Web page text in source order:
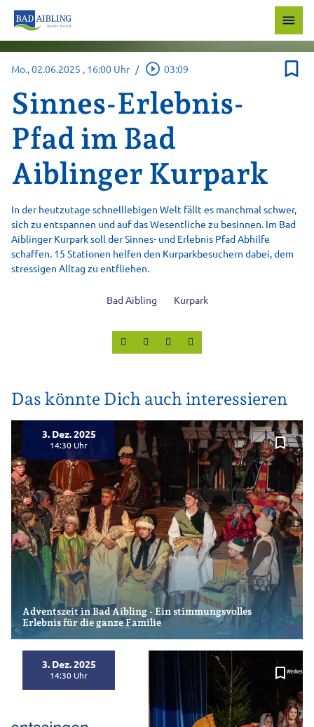
menu
Mo., 02.06.2025 , 16:00 Uhr / play_circle_outline 03:09 bookmark_border
Sinnes-Erlebnis-
Pfad im Bad
Aiblinger Kurpark
In der heutzutage schnelllebigen Welt fällt es manchmal schwer,
sich zu entspannen und auf das Wesentliche zu besinnen. Im Bad
Aiblinger Kurpark soll der Sinnes- und Erlebnis Pfad Abhilfe
schaffen. 15 Stationen helfen den Kurparkbesuchern dabei, dem
stressigen Alltag zu entfliehen.
Bad Aibling Kurpark
Das könnte Dich auch interessieren
bookmark_border
3. Dez. 2025
14:30
Adventszeit in Bad Aibling - Ein stimmungsvolles
Erlebnis für die ganze Familie
bookmark_border
3. Dez. 2025
14:30